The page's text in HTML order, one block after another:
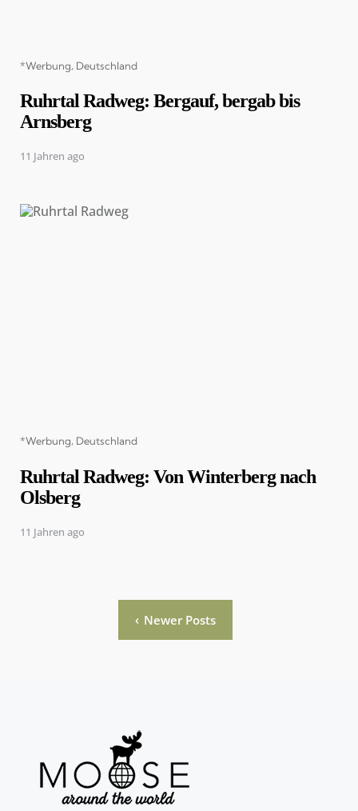
Categories
*Werbung Deutschland
Ruhrtal Radweg: Bergauf, bergab bis
Arnsberg
11 Jahren ago
Categories
*Werbung Deutschland
Ruhrtal Radweg: Von Winterberg nach
Olsberg
11 Jahren ago
SeitennummerierungNewer Posts